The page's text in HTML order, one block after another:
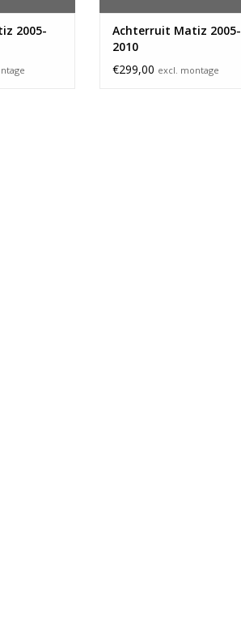
2005-
Achterruit Matiz 2005-
2010
€299,00 excl. montage